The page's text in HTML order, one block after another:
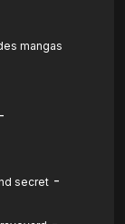
mangas
-
secret -